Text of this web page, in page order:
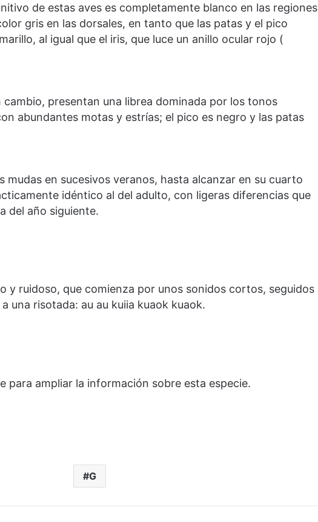
de estas aves es completamente blanco en las regiones
gris en las dorsales, en tanto que las patas y el pico
al igual que el iris, que luce un anillo ocular rojo (
cambio, presentan una librea dominada por los tonos
abundantes motas y estrías; el pico es negro y las patas
mudas en sucesivos veranos, hasta alcanzar en su cuarto
idéntico al del adulto, con ligeras diferencias que
del año siguiente.
y ruidoso, que comienza por unos sonidos cortos, seguidos
una risotada: au au kuiia kuaok kuaok.
para ampliar la información sobre esta especie.
G